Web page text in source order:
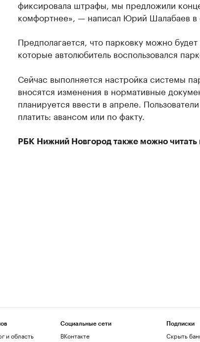
фиксировала штрафы, мы предложили
комфортнее», — написал Юрий Шалабаев в
Предполагается, что парковку можно
которые автолюбитель воспользовался
Сейчас выполняется настройка системы
вносятся изменения в нормативные
планируется ввести в апреле.
платить: авансом или по факту.
РБК Нижний Новгород также можно читать
и область
Социальные сети
ВКонтакте
Подписки
Скрыть